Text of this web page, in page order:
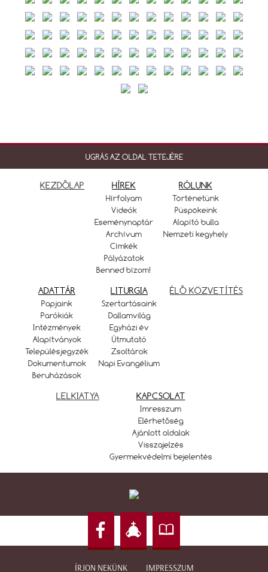
UGRÁS AZ OLDAL TETEJÉRE
KEZDŐLAP HÍREK
Hírfolyam
Videók
Eseménynaptár
Archívum
Címkék
Pályázatok
Benned bízom!
RÓLUNK
Történetünk
Püspökeink
Alapító bulla
Nemzeti kegyhely
ADATTÁR
Papjaink
Parókiák
Intézmények
Alapítványok
Településjegyzék
Dokumentumok
Beruházások
LITURGIA
Szertartásaink
Dallamvilág
Egyházi év
Útmutató
Zsoltárok
Napi Evangélium
ÉLŐ KÖZVETÍTÉS
LELKIATYA KAPCSOLAT
Imresszum
Elérhetőség
Ajánlott oldalak
Visszajelzés
Gyermekvédelmi bejelentés
ÍRJON NEKÜNK IMPRESSZUM